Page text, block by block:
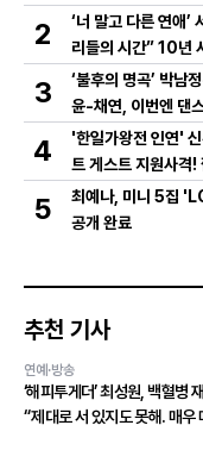
2
‘너 말고 다른 연애’
리들의 시간” 10년
저 영상 공개!
3
‘불후의 명곡’ 박남
윤-채연, 이번엔 댄
총출동! 댄스 본능
4
'한일가왕전 인연'
트 게스트 지원사격
5
최예나, 미니 5집
공개 완료
추천 기사
연예·방송
‘해피투게더’ 최성원, 백혈병
“제대로 서 있지도 못해. 매우